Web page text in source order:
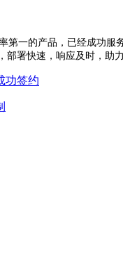
第一的产品，已经成功
署快速，响应及时，助
功签约